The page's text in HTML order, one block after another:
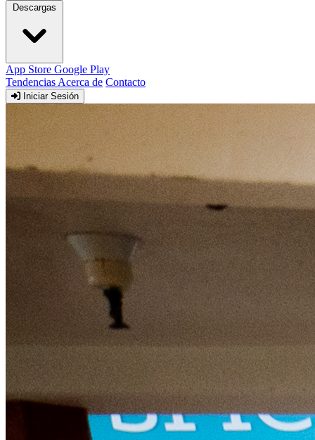
Descargas
App Store Google Play
Tendencias Acerca de Contacto
Iniciar Sesión